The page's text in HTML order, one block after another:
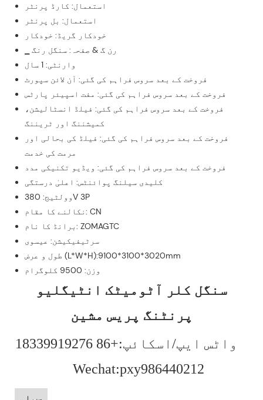
استعمال: کارڈ پرنٹر
استعمال: بل پرنٹر
خودکار گریڈ: خودکار
▁ رن گ & صفحہ: سنگل رنگ
وارنٹی: 1 سال
فروخت کے بعد سروس فراہم کی گئی: آن لائن سپورٹ
فروخت کے بعد سروس فراہم کی گئی: مفت اسپیئر پارٹس
فروخت کے بعد سروس فراہم کی گئی: فیلڈ انسٹالیشن،
کمیشننگ اور ٹریننگ
فروخت کے بعد سروس فراہم کی گئی: فیلڈ کی بحالی اور
مرمت کی خدمت
فروخت کے بعد سروس فراہم کی گئی: ویڈیو تکنیکی مدد
کلیدی سیلنگ پوائنٹس: اعلیٰ درستگی
وولٹیج: 380V 3P
نکالنے کا مقام: CN
برانڈ کا نام: ZOMAGTC
سرٹیفیکیشن: عیسوی
طول و عرض (L*W*H):9100*3100*3020mm
وزن: 9500 کلوگرام
سنگل کلر آٹومیٹک انٹیگلیو
پرنٹنگ پریس مشین
واٹس ایپ/اسکائپ:+86 18339919276
Wechat:pxy986440212